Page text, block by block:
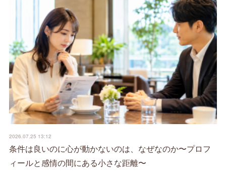
2026.07.25 13:12
条件は良いのに心が動かないのは、なぜなのか〜プロフ
ィールと感情の間にある小さな距離〜